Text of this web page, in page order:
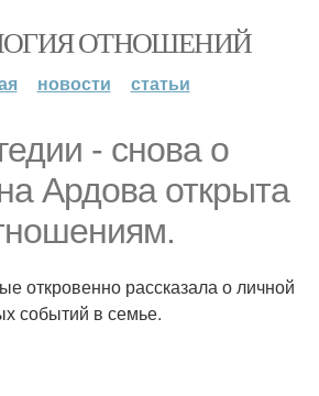
ОТНОШЕНИЙ
новости статьи
- снова о
Ардова открыта
откровенно рассказала о личной
событий в семье.